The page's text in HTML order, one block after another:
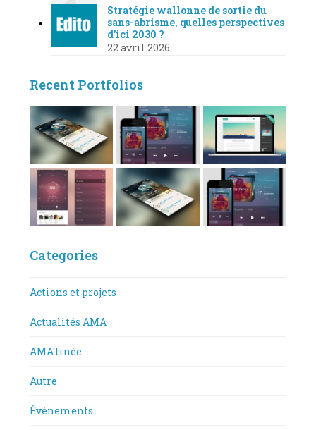
Stratégie wallonne de sortie du
sans-abrisme, quelles perspectives
d’ici 2030 ?
22 avril 2026
Recent Portfolios
Categories
Actions et projets
Actualités AMA
AMA'tinée
Autre
Événements